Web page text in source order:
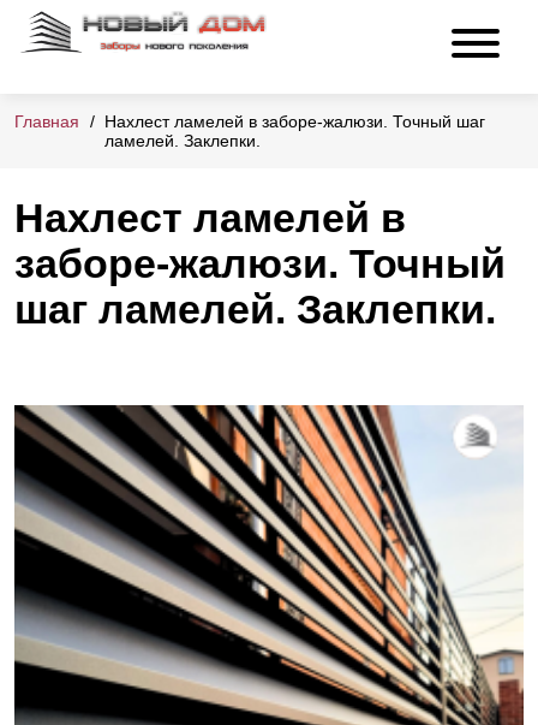
Главная
Нахлест ламелей в заборе-жалюзи. Точный шаг
ламелей. Заклепки.
Нахлест ламелей в
заборе-жалюзи. Точный
шаг ламелей. Заклепки.